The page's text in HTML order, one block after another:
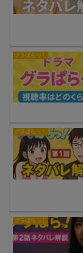
グラぱらっ！
グラぱらっ！
グラぱらっ！